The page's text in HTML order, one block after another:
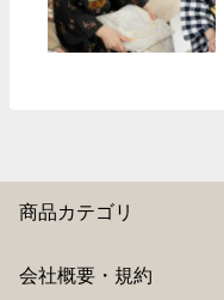
商品カテゴリ
会社概要・規約